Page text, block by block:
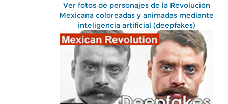
Ver fotos de personajes de la Revolución
Mexicana coloreadas y animadas mediante
inteligencia artificial (deepfakes)